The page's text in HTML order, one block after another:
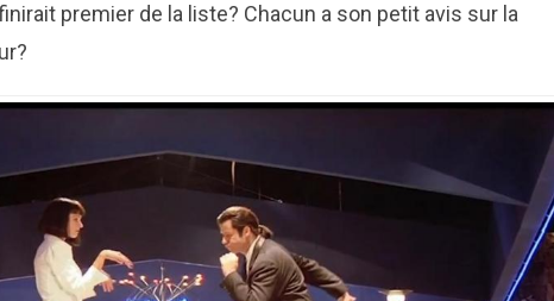
premier de la liste? Chacun a son petit avis sur la